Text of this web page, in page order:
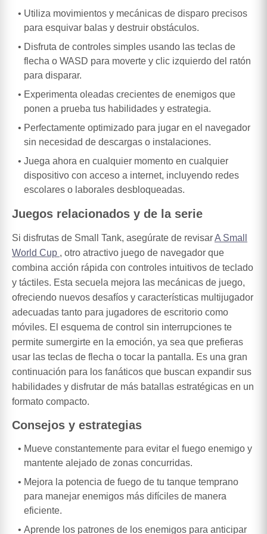
Utiliza movimientos y mecánicas de disparo precisos
para esquivar balas y destruir obstáculos.
Disfruta de controles simples usando las teclas de
flecha o WASD para moverte y clic izquierdo del ratón
para disparar.
Experimenta oleadas crecientes de enemigos que
ponen a prueba tus habilidades y estrategia.
Perfectamente optimizado para jugar en el navegador
sin necesidad de descargas o instalaciones.
Juega ahora en cualquier momento en cualquier
dispositivo con acceso a internet, incluyendo redes
escolares o laborales desbloqueadas.
Juegos relacionados y de la serie
Si disfrutas de Small Tank, asegúrate de revisarA Small
World Cup , otro atractivo juego de navegador que
combina acción rápida con controles intuitivos de teclado
y táctiles. Esta secuela mejora las mecánicas de juego,
ofreciendo nuevos desafíos y características multijugador
adecuadas tanto para jugadores de escritorio como
móviles. El esquema de control sin interrupciones te
permite sumergirte en la emoción, ya sea que prefieras
usar las teclas de flecha o tocar la pantalla. Es una gran
continuación para los fanáticos que buscan expandir sus
habilidades y disfrutar de más batallas estratégicas en un
formato compacto.
Consejos y estrategias
Mueve constantemente para evitar el fuego enemigo y
mantente alejado de zonas concurridas.
Mejora la potencia de fuego de tu tanque temprano
para manejar enemigos más difíciles de manera
eficiente.
Aprende los patrones de los enemigos para anticipar